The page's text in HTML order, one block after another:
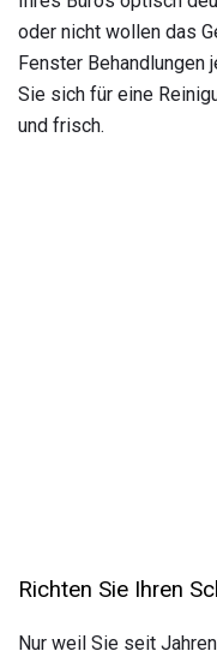
oder nicht wollen das
Fenster Behandlungen
Sie sich für eine
und frisch.
Richten Sie Ihren
Nur weil Sie seit